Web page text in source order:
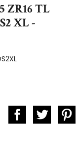
ZR16 TL
XL -